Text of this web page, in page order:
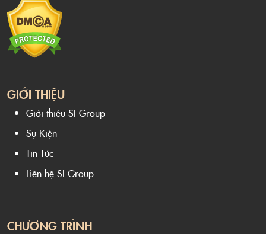
GIỚI THIỆU
Giới thiệu SI Group
Sự Kiện
Tin Tức
Liên hệ SI Group
CHƯƠNG TRÌNH